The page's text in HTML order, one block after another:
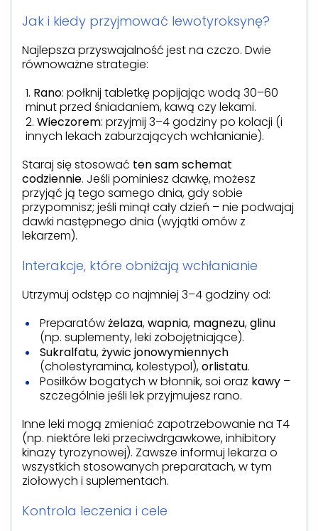
Jak i kiedy przyjmować lewotyroksynę?
Najlepsza przyswajalność jest na czczo. Dwie
równoważne strategie:
Rano: połknij tabletkę popijając wodą 30–60
minut przed śniadaniem, kawą czy lekami.
Wieczorem: przyjmij 3–4 godziny po kolacji (i
innych lekach zaburzających wchłanianie).
Staraj się stosować ten sam schemat
codziennie. Jeśli pominiesz dawkę, możesz
przyjąć ją tego samego dnia, gdy sobie
przypomnisz; jeśli minął cały dzień – nie podwajaj
dawki następnego dnia (wyjątki omów z
lekarzem).
Interakcje, które obniżają wchłanianie
Utrzymuj odstęp co najmniej 3–4 godziny od:
Preparatówżelaza,wapnia, magnezu,glinu
(np. suplementy, leki zobojętniające).
Sukralfatu,żywic jonowymiennych
(cholestyramina, kolestypol),orlistatu.
Posiłków bogatych w błonnik, soi oraz kawy –
szczególnie jeśli lek przyjmujesz rano.
Inne leki mogą zmieniać zapotrzebowanie na T4
(np. niektóre leki przeciwdrgawkowe, inhibitory
kinazy tyrozynowej). Zawsze informuj lekarza o
wszystkich stosowanych preparatach, w tym
ziołowych i suplementach.
Kontrola leczenia i cele